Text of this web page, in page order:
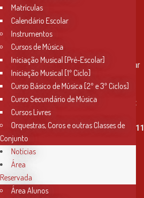
Contactos
Rua Miguel Bombarda, nº 4, 1º andar
2000-080 Santarém
info@conservatoriosantarem.pt
T. (+351) 915 335 478 / 913 890 411
Horário Secretaria
2ª, 3ª, 5ª e 6ª feira
das 9h às 17h30
Matrículas
Calendário Escolar
Instrumentos
Cursos de Música
Iniciação Musical [Pré-Escolar]
Iniciação Musical [1º Ciclo]
Curso Básico de Música [2º e 3º Ciclos]
Curso Secundário de Música
Cursos Livres
Orquestras, Coros e outras Classes de
Conjunto
Notícias
Área
Reservada
Área Alunos